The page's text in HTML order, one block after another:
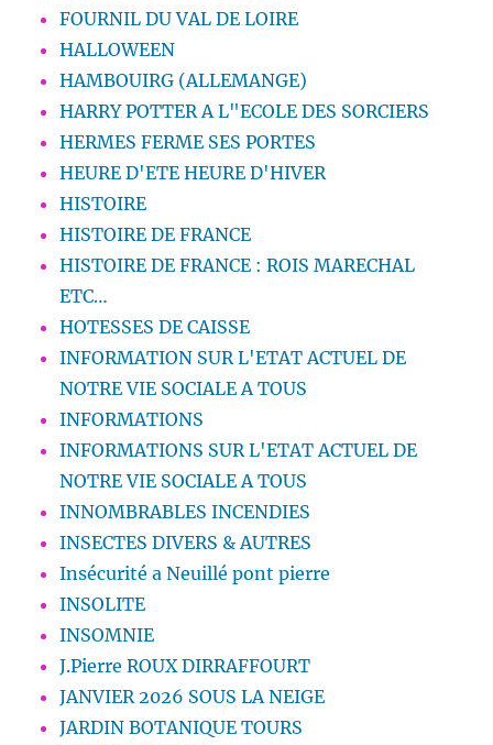
FOURNIL DU VAL DE LOIRE
HALLOWEEN
HAMBOUIRG (ALLEMANGE)
HARRY POTTER A L"ECOLE DES SORCIERS
HERMES FERME SES PORTES
HEURE D'ETE HEURE D'HIVER
HISTOIRE
HISTOIRE DE FRANCE
HISTOIRE DE FRANCE : ROIS MARECHAL
ETC…
HOTESSES DE CAISSE
INFORMATION SUR L'ETAT ACTUEL DE
NOTRE VIE SOCIALE A TOUS
INFORMATIONS
INFORMATIONS SUR L'ETAT ACTUEL DE
NOTRE VIE SOCIALE A TOUS
INNOMBRABLES INCENDIES
INSECTES DIVERS & AUTRES
Insécurité a Neuillé pont pierre
INSOLITE
INSOMNIE
J.Pierre ROUX DIRRAFFOURT
JANVIER 2026 SOUS LA NEIGE
JARDIN BOTANIQUE TOURS